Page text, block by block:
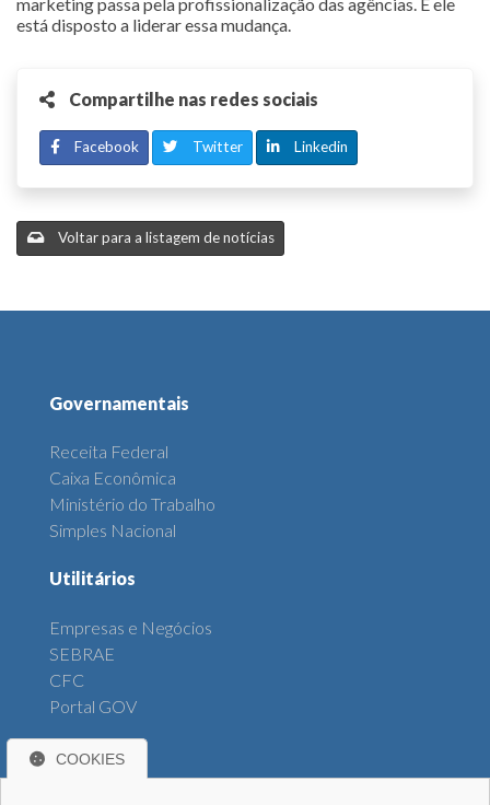
está disposto a liderar essa mudança.
Compartilhe nas redes sociais
Facebook Twitter Linkedin
Voltar para a listagem de notícias
Governamentais
Receita Federal
Caixa Econômica
Ministério do Trabalho
Simples Nacional
Utilitários
Empresas e Negócios
SEBRAE
CFC
Portal GOV
Diversos
COOKIES